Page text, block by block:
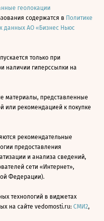
геолокации
содержатся в Политике
данных АО «Бизнес Ньюс
только при
наличии гиперссылки на
материалы, представленные
или рекомендацией к покупке
рекомендательные
предоставления
и анализа сведений,
сети «Интернет»,
Федерации).
технологий в виджетах
на сайте vedomosti.ru: СМИ2,